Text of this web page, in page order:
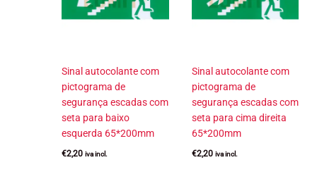
Sinal autocolante com
pictograma de
segurança escadas com
seta para baixo
esquerda 65*200mm
€2,20 iva incl.
Sinal autocolante com
pictograma de
segurança escadas com
seta para cima direita
65*200mm
€2,20 iva incl.